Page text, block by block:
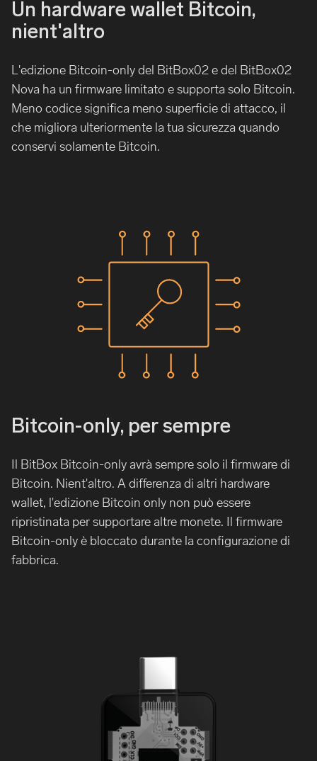
Un hardware wallet Bitcoin,
nient'altro
L'edizione Bitcoin-only del BitBox02 e del BitBox02
Nova ha un firmware limitato e supporta solo Bitcoin.
Meno codice significa meno superficie di attacco, il
che migliora ulteriormente la tua sicurezza quando
conservi solamente Bitcoin.
Bitcoin-only, per sempre
Il BitBox Bitcoin-only avrà sempre solo il firmware di
Bitcoin. Nient'altro. A differenza di altri hardware
wallet, l'edizione Bitcoin only non può essere
ripristinata per supportare altre monete. Il firmware
Bitcoin-only è bloccato durante la configurazione di
fabbrica.